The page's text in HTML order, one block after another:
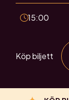
15:00
Köp biljett